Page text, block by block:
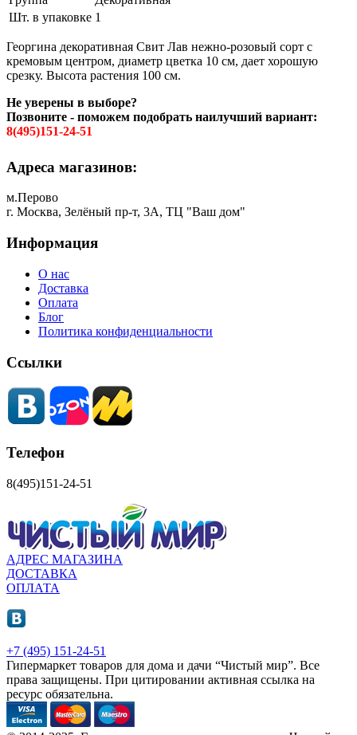
Шт. в упаковке 1
Георгина декоративная Свит Лав нежно-розовый сорт с
кремовым центром, диаметр цветка 10 см, дает хорошую
срезку. Высота растения 100 см.
Не уверены в выборе?
Позвоните - поможем подобрать наилучший вариант:
8(495)151-24-51
Адреса магазинов:
м.Перово
г. Москва, Зелёный пр-т, 3А, ТЦ "Ваш дом"
Информация
О нас
Доставка
Оплата
Блог
Политика конфиденциальности
Ссылки
Телефон
8(495)151-24-51
АДРЕС МАГАЗИНА
ДОСТАВКА
ОПЛАТА
+7 (495) 151-24-51
Гипермаркет товаров для дома и дачи “Чистый мир”. Все
права защищены. При цитировании активная ссылка на
ресурс обязательна.